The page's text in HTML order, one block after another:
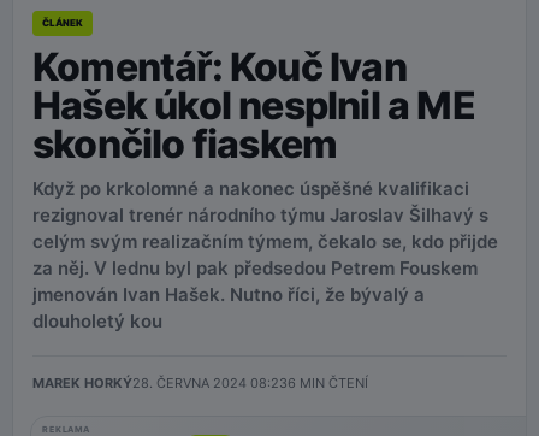
ČLÁNEK
Komentář: Kouč Ivan
Hašek úkol nesplnil a ME
skončilo fiaskem
Když po krkolomné a nakonec úspěšné kvalifikaci
rezignoval trenér národního týmu Jaroslav Šilhavý s
celým svým realizačním týmem, čekalo se, kdo přijde
za něj. V lednu byl pak předsedou Petrem Fouskem
jmenován Ivan Hašek. Nutno říci, že bývalý a
dlouholetý kou
MAREK HORKÝ28. ČERVNA 2024 08:236 MIN ČTENÍ
REKLAMA